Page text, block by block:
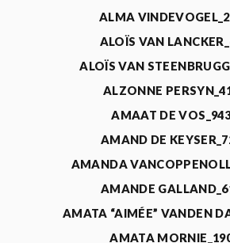
ALMA
ALOÏS VAN
ALOÏS VAN
ALZONNE
AMAAT DE
AMAND DE
AMANDA
AMANDE
AMATA “AIMÉE” VANDEN
AMATA